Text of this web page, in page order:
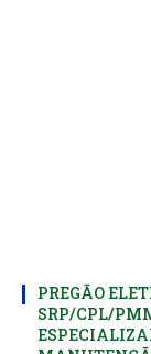
PREGÃO
SRP/CPL/